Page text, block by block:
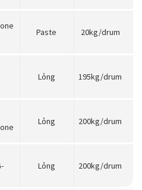
Paste 20kg/drum
Lỏng 195kg/drum
Lỏng 200kg/drum
Lỏng 200kg/drum